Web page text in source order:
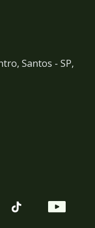
Santos - SP,